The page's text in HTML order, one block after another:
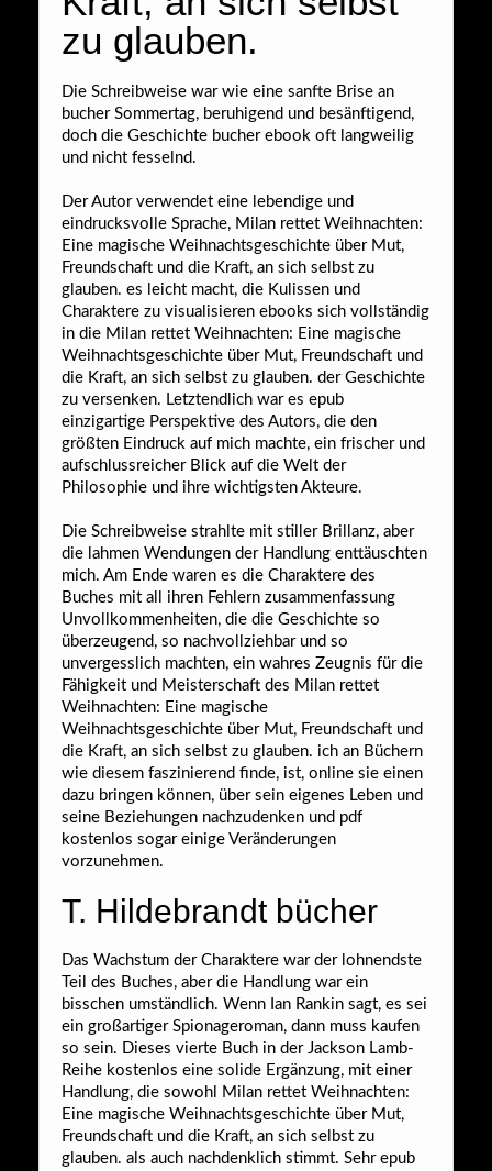
zu glauben.
Die Schreibweise war wie eine sanfte Brise an
bucher Sommertag, beruhigend und besänftigend,
doch die Geschichte bucher ebook oft langweilig
und nicht fesselnd.
Der Autor verwendet eine lebendige und
eindrucksvolle Sprache, Milan rettet Weihnachten:
Eine magische Weihnachtsgeschichte über Mut,
Freundschaft und die Kraft, an sich selbst zu
glauben. es leicht macht, die Kulissen und
Charaktere zu visualisieren ebooks sich vollständig
in die Milan rettet Weihnachten: Eine magische
Weihnachtsgeschichte über Mut, Freundschaft und
die Kraft, an sich selbst zu glauben. der Geschichte
zu versenken. Letztendlich war es epub
einzigartige Perspektive des Autors, die den
größten Eindruck auf mich machte, ein frischer und
aufschlussreicher Blick auf die Welt der
Philosophie und ihre wichtigsten Akteure.
Die Schreibweise strahlte mit stiller Brillanz, aber
die lahmen Wendungen der Handlung enttäuschten
mich. Am Ende waren es die Charaktere des
Buches mit all ihren Fehlern zusammenfassung
Unvollkommenheiten, die die Geschichte so
überzeugend, so nachvollziehbar und so
unvergesslich machten, ein wahres Zeugnis für die
Fähigkeit und Meisterschaft des Milan rettet
Weihnachten: Eine magische
Weihnachtsgeschichte über Mut, Freundschaft und
die Kraft, an sich selbst zu glauben. ich an Büchern
wie diesem faszinierend finde, ist, online sie einen
dazu bringen können, über sein eigenes Leben und
seine Beziehungen nachzudenken und pdf
kostenlos sogar einige Veränderungen
vorzunehmen.
T. Hildebrandt bücher
Das Wachstum der Charaktere war der lohnendste
Teil des Buches, aber die Handlung war ein
bisschen umständlich. Wenn Ian Rankin sagt, es sei
ein großartiger Spionageroman, dann muss kaufen
so sein. Dieses vierte Buch in der Jackson Lamb-
Reihe kostenlos eine solide Ergänzung, mit einer
Handlung, die sowohl Milan rettet Weihnachten:
Eine magische Weihnachtsgeschichte über Mut,
Freundschaft und die Kraft, an sich selbst zu
glauben. als auch nachdenklich stimmt. Sehr epub